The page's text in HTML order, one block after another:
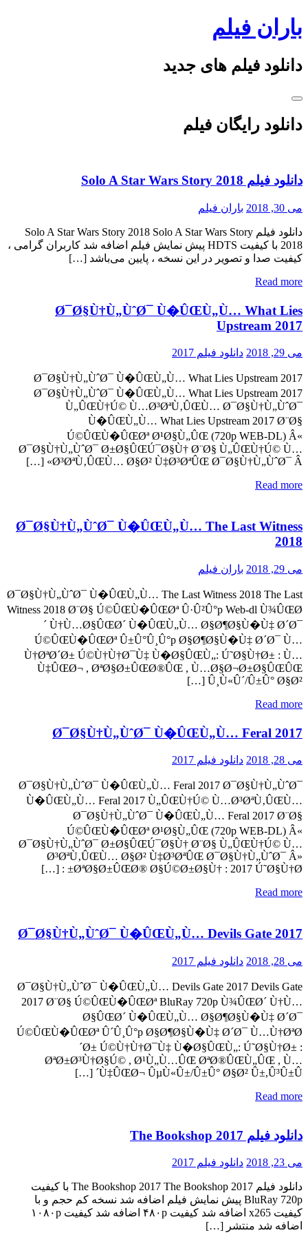
Skip
to
content
باران فیلم
دانلود فیلم های جدید
دانلود رایگان فیلم
دانلود فیلم Solo A Star Wars Story 2018
می 30, 2018 باران فیلم
دانلود فیلم Solo A Star Wars Story 2018 Solo A Star Wars Story
2018 با کیفیت HDTS پیش نمایش فیلم اضافه شد کاربران گرامی ،
کیفیت صدا و تصویر در این نسخه ، پایین می‌باشد […]
Read more
Ø¯Ø§Ù†Ù„ÙˆØ¯ Ù�ÛŒÙ„Ù… What Lies
Upstream 2017
می 29, 2018 دانلود فیلم 2017
Ø¯Ø§Ù†Ù„ÙˆØ¯ Ù�ÛŒÙ„Ù… What Lies Upstream 2017
Ø¯Ø§Ù†Ù„ÙˆØ¯ Ù�ÛŒÙ„Ù… What Lies Upstream 2017
Ù„ÛŒÙ†Ú© Ù…Ø³ØªÙ‚ÛŒÙ… Ø¯Ø§Ù†Ù„ÙˆØ¯
Ù�ÛŒÙ„Ù… What Lies Upstream 2017 Ø¨Ø§
Ú©ÛŒÙ�ÛŒØª Ø¹Ø§Ù„ÛŒ (720p WEB-DL) Â«
Ø¯Ø§Ù†Ù„ÙˆØ¯ Ø±Ø§ÛŒÚ¯Ø§Ù† Ø¨Ø§ Ù„ÛŒÙ†Ú© Ù…
Ø³ØªÙ‚ÛŒÙ… Ø§Ø² Ù‡Ø³ØªÛŒ Ø¯Ø§Ù†Ù„ÙˆØ¯ Â» […]
Read more
Ø¯Ø§Ù†Ù„ÙˆØ¯ Ù�ÛŒÙ„Ù… The Last Witness
2018
می 29, 2018 باران فیلم
Ø¯Ø§Ù†Ù„ÙˆØ¯ Ù�ÛŒÙ„Ù… The Last Witness 2018 The Last
Witness 2018 Ø¨Ø§ Ú©ÛŒÙ�ÛŒØª Û·Û²Û°p Web-dl Ù¾ÛŒØ
´ Ù†Ù…Ø§ÛŒØ´ Ù�ÛŒÙ„Ù… Ø§Ø¶Ø§Ù�Ù‡ Ø´Ø¯
Ú©ÛŒÙ�ÛŒØª Û±Û°Û¸Û°p Ø§Ø¶Ø§Ù�Ù‡ Ø´Ø¯ Ù…
Ù†ØªØ´Ø± Ú©Ù†Ù†Ø¯Ù‡ Ù�Ø§ÛŒÙ„: Ú˜Ø§Ù†Ø± : Ù…
Ù‡ÛŒØ¬ , ØªØ§Ø±ÛŒØ®ÛŒ , Ù…Ø§Ø¬Ø±Ø§ÛŒÛŒ
Û¸Ù«Û´/Û±Û° Ø§Ø² […]
Read more
Ø¯Ø§Ù†Ù„ÙˆØ¯ Ù�ÛŒÙ„Ù… Feral 2017
می 28, 2018 دانلود فیلم 2017
Ø¯Ø§Ù†Ù„ÙˆØ¯ Ù�ÛŒÙ„Ù… Feral 2017 Ø¯Ø§Ù†Ù„ÙˆØ¯
Ù�ÛŒÙ„Ù… Feral 2017 Ù„ÛŒÙ†Ú© Ù…Ø³ØªÙ‚ÛŒÙ…
Ø¯Ø§Ù†Ù„ÙˆØ¯ Ù�ÛŒÙ„Ù… Feral 2017 Ø¨Ø§
Ú©ÛŒÙ�ÛŒØª Ø¹Ø§Ù„ÛŒ (720p WEB-DL) Â«
Ø¯Ø§Ù†Ù„ÙˆØ¯ Ø±Ø§ÛŒÚ¯Ø§Ù† Ø¨Ø§ Ù„ÛŒÙ†Ú© Ù…
Ø³ØªÙ‚ÛŒÙ… Ø§Ø² Ù‡Ø³ØªÛŒ Ø¯Ø§Ù†Ù„ÙˆØ¯ Â»
ØªØ§Ø±ÛŒØ® Ø§Ú©Ø±Ø§Ù† : 2017 Ú˜Ø§Ù†Ø± : […]
Read more
Ø¯Ø§Ù†Ù„ÙˆØ¯ Ù�ÛŒÙ„Ù… Devils Gate 2017
می 28, 2018 دانلود فیلم 2017
Ø¯Ø§Ù†Ù„ÙˆØ¯ Ù�ÛŒÙ„Ù… Devils Gate 2017 Devils Gate
2017 Ø¨Ø§ Ú©ÛŒÙ�ÛŒØª BluRay 720p Ù¾ÛŒØ´ Ù†Ù…
Ø§ÛŒØ´ Ù�ÛŒÙ„Ù… Ø§Ø¶Ø§Ù�Ù‡ Ø´Ø¯
Ú©ÛŒÙ�ÛŒØª Û´Û¸Û°p Ø§Ø¶Ø§Ù�Ù‡ Ø´Ø¯ Ù…Ù†ØªØ
´Ø± Ú©Ù†Ù†Ø¯Ù‡ Ù�Ø§ÛŒÙ„: Ú˜Ø§Ù†Ø± :
ØªØ±Ø³Ù†Ø§Ú© , Ø¹Ù„Ù…ÛŒ ØªØ®ÛŒÙ„ÛŒ , Ù…
Ù‡ÛŒØ¬ ÛµÙ«Û±/Û±Û° Ø§Ø² Û±,Û³Û±Û´ […]
Read more
دانلود فیلم The Bookshop 2017
می 23, 2018 دانلود فیلم 2017
دانلود فیلم The Bookshop 2017 The Bookshop 2017 با کیفیت
BluRay 720p پیش نمایش فیلم اضافه شد نسخه کم حجم و با
کیفیت x265 اضافه شد کیفیت ۴۸۰p اضافه شد کیفیت ۱۰۸۰p
اضافه شد منتشر […]